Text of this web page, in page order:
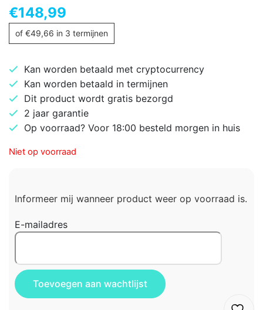
€148,99
of €49,66 in 3 termijnen
Kan worden betaald met cryptocurrency
Kan worden betaald in termijnen
Dit product wordt gratis bezorgd
2 jaar garantie
Op voorraad? Voor 18:00 besteld morgen in huis
Niet op voorraad
Informeer mij wanneer product weer op voorraad is.
E-mailadres